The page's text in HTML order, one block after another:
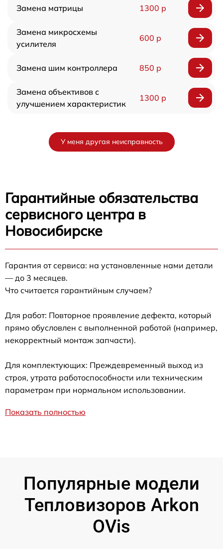
Замена матрицы 1300 р
Замена микросхемы
усилителя
600 р
Замена шим контроллера 850 р
Замена объективов с
улучшением характеристик
1300 р
У меня другая неисправность
Гарантийные обязательства
сервисного центра в
Новосибирске
Гарантия от сервиса: на установленные нами детали
— до 3 месяцев.
Что считается гарантийным случаем?
Для работ: Повторное проявление дефекта, который
прямо обусловлен с выполненной работой (например,
некорректный монтаж запчасти).
Для комплектующих: Преждевременный выход из
строя, утрата работоспособности или техническим
параметрам при нормальном использовании.
Показать полностью
Популярные модели
Тепловизоров Arkon
OVis